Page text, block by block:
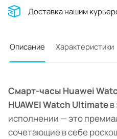
Доставĸа нашим
Описание Характеристики
Смарт-часы Huawei
HUAWEI Watch Ultimate
исполнении — это
сочетающие в себе